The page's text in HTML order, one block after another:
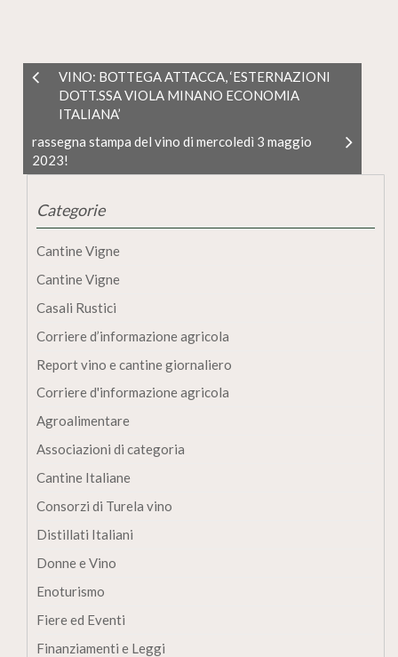
VINO: BOTTEGA ATTACCA, ‘ESTERNAZIONI
DOTT.SSA VIOLA MINANO ECONOMIA
ITALIANA’
rassegna stampa del vino di mercoledì 3 maggio
2023!
Categorie
Cantine Vigne
Cantine Vigne
Casali Rustici
Corriere d’informazione agricola
Report vino e cantine giornaliero
Corriere d'informazione agricola
Agroalimentare
Associazioni di categoria
Cantine Italiane
Consorzi di Turela vino
Distillati Italiani
Donne e Vino
Enoturismo
Fiere ed Eventi
Finanziamenti e Leggi